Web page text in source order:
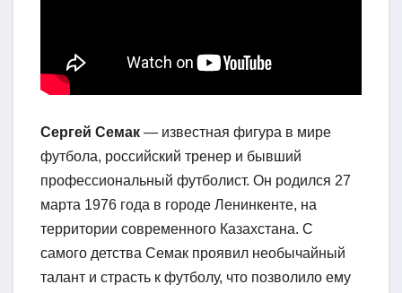
Сергей Семак — известная фигура в мире
футбола, российский тренер и бывший
профессиональный футболист. Он родился 27
марта 1976 года в городе Ленинкенте, на
территории современного Казахстана. С
самого детства Семак проявил необычайный
талант и страсть к футболу, что позволило ему